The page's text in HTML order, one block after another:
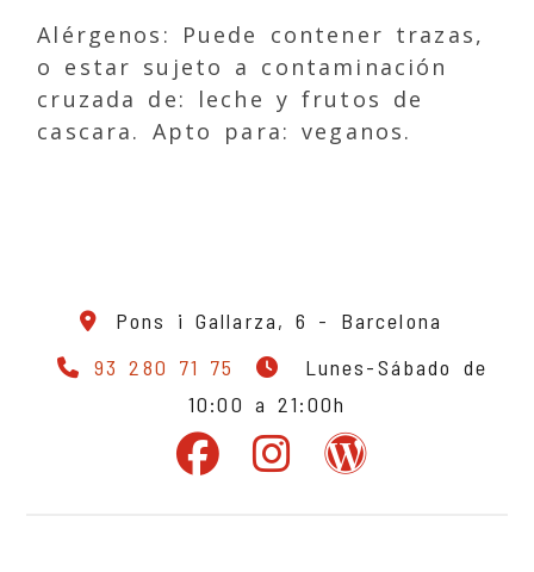
Alérgenos: Puede contener trazas,
o estar sujeto a contaminación
cruzada de: leche y frutos de
cascara. Apto para: veganos.
Pons i Gallarza, 6 - Barcelona
93 280 71 75
Lunes-Sábado de
10:00 a 21:00h